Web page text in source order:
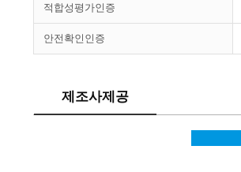
적합성평가인증
안전확인인증
제조사제공